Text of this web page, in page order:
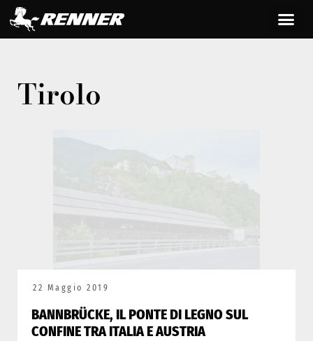
Tirolo
22 Maggio 2019
BANNBRÜCKE, IL PONTE DI LEGNO SUL
CONFINE TRA ITALIA E AUSTRIA